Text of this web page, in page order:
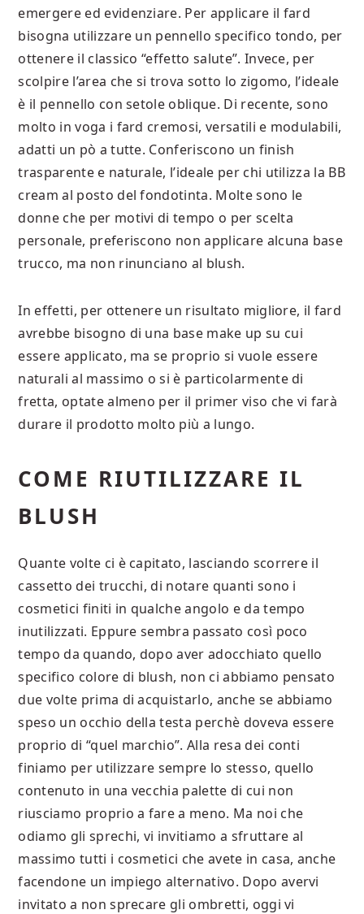
emergere ed evidenziare. Per applicare il fard
bisogna utilizzare un pennello specifico tondo, per
ottenere il classico “effetto salute”. Invece, per
scolpire l’area che si trova sotto lo zigomo, l’ideale
è il pennello con setole oblique. Di recente, sono
molto in voga i fard cremosi, versatili e modulabili,
adatti un pò a tutte. Conferiscono un finish
trasparente e naturale, l’ideale per chi utilizza la BB
cream al posto del fondotinta. Molte sono le
donne che per motivi di tempo o per scelta
personale, preferiscono non applicare alcuna base
trucco, ma non rinunciano al blush.
In effetti, per ottenere un risultato migliore, il fard
avrebbe bisogno di una base make up su cui
essere applicato, ma se proprio si vuole essere
naturali al massimo o si è particolarmente di
fretta, optate almeno per il primer viso che vi farà
durare il prodotto molto più a lungo.
COME RIUTILIZZARE IL
BLUSH
Quante volte ci è capitato, lasciando scorrere il
cassetto dei trucchi, di notare quanti sono i
cosmetici finiti in qualche angolo e da tempo
inutilizzati. Eppure sembra passato così poco
tempo da quando, dopo aver adocchiato quello
specifico colore di blush, non ci abbiamo pensato
due volte prima di acquistarlo, anche se abbiamo
speso un occhio della testa perchè doveva essere
proprio di “quel marchio”. Alla resa dei conti
finiamo per utilizzare sempre lo stesso, quello
contenuto in una vecchia palette di cui non
riusciamo proprio a fare a meno. Ma noi che
odiamo gli sprechi, vi invitiamo a sfruttare al
massimo tutti i cosmetici che avete in casa, anche
facendone un impiego alternativo. Dopo avervi
invitato a non sprecare gli ombretti, oggi vi